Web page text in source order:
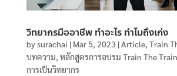
วิทยากรมืออาชีพ ทำอะไร ทำไมถึงเก่ง
bysurachai | Mar 5, 2023 |Article, Train
บทความ, หลักสูตรการอบรม Train The
การเป็นวิทยากร